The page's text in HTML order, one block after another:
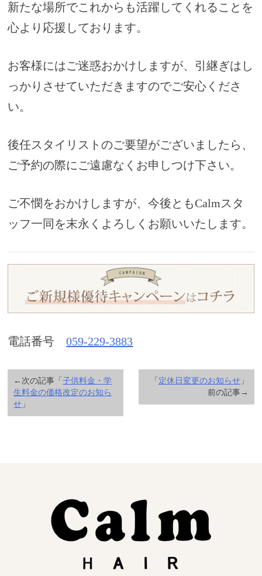
新たな場所でこれからも活躍してくれることを
心より応援しております。
お客様にはご迷惑おかけしますが、引継ぎはし
っかりさせていただきますのでご安心くださ
い。
後任スタイリストのご要望がございましたら、
ご予約の際にご遠慮なくお申しつけ下さい。
ご不憫をおかけしますが、今後ともCalmスタ
ッフ一同を末永くよろしくお願いいたします。
電話番号059-229-3883
「 定休日変更のお知らせ」
前の記事→
←次の記事「子供料金・学
生料金の価格改定のお知ら
せ 」